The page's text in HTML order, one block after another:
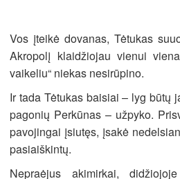
Vos įteikė dovanas, Tėtukas
Akropolį klaidžiojau vienui
vaikeliu“ niekas nesirūpino.
Ir tada Tėtukas baisiai – lyg būtų
pagonių Perkūnas – užpyko.
pavojingai įsiutęs, įsakė
pasiaiškintų.
Nepraėjus akimirkai,